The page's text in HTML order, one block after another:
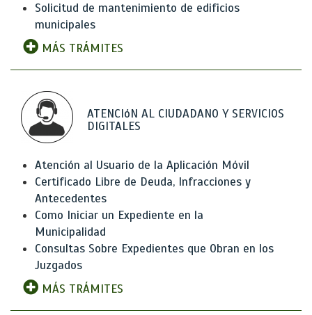
Solicitud de mantenimiento de edificios
municipales
MÁS TRÁMITES
ATENCIóN AL CIUDADANO Y SERVICIOS
DIGITALES
Atención al Usuario de la Aplicación Móvil
Certificado Libre de Deuda, Infracciones y
Antecedentes
Como Iniciar un Expediente en la
Municipalidad
Consultas Sobre Expedientes que Obran en los
Juzgados
MÁS TRÁMITES